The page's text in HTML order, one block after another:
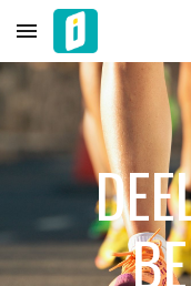
Skip to main content